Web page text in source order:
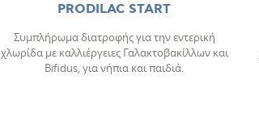
PRODILAC START
Συμπλήρωμα διατροφής για την εντερική
χλωρίδα με καλλιέργειες Γαλακτοβακίλλων και
Bifidus, για νήπια και παιδιά.